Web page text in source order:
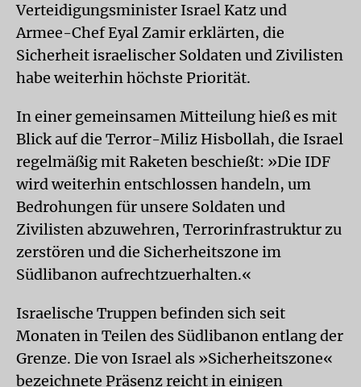
Verteidigungsminister Israel Katz und
Armee-Chef Eyal Zamir erklärten, die
Sicherheit israelischer Soldaten und Zivilisten
habe weiterhin höchste Priorität.
In einer gemeinsamen Mitteilung hieß es mit
Blick auf die Terror-Miliz Hisbollah, die Israel
regelmäßig mit Raketen beschießt: »Die IDF
wird weiterhin entschlossen handeln, um
Bedrohungen für unsere Soldaten und
Zivilisten abzuwehren, Terrorinfrastruktur zu
zerstören und die Sicherheitszone im
Südlibanon aufrechtzuerhalten.«
Israelische Truppen befinden sich seit
Monaten in Teilen des Südlibanon entlang der
Grenze. Die von Israel als »Sicherheitszone«
bezeichnete Präsenz reicht in einigen